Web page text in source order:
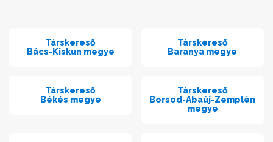
Társkereső
Bács-Kiskun megye
Társkereső
Baranya megye
Társkereső
Békés megye
Társkereső
Borsod-Abaúj-Zemplén
megye